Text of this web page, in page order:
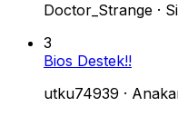
Doctor_Strange ·
3
Bios Destek!!
utku74939 ·